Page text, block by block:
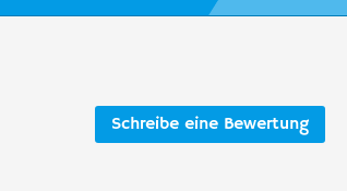
Schreibe eine Bewertung